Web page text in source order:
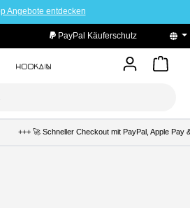
Angebote entdecken
+++ 🚀 Schneller Checkout mit PayPal, Apple Pay